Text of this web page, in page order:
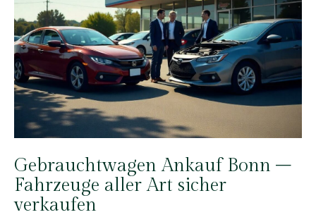
Gebrauchtwagen Ankauf Bonn –
Fahrzeuge aller Art sicher
verkaufen